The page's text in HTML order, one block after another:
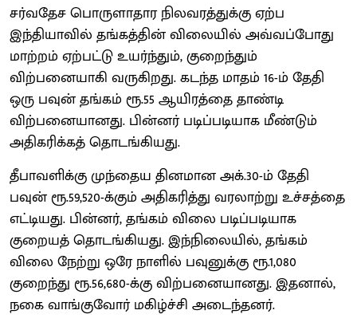
சர்வதேச பொருளாதார நிலவரத்துக்கு ஏற்ப
இந்தியாவில் தங்கத்தின் விலையில் அவ்வப்போது
மாற்றம் ஏற்பட்டு உயர்ந்தும், குறைந்தும்
விற்பனையாகி வருகிறது. கடந்த மாதம் 16-ம் தேதி
ஒரு பவுன் தங்கம் ரூ.55 ஆயிரத்தை தாண்டி
விற்பனையானது. பின்னர் படிப்படியாக மீண்டும்
அதிகரிக்கத் தொடங்கியது.
தீபாவளிக்கு முந்தைய தினமான அக்.30-ம் தேதி
பவுன் ரூ.59,520-க்கும் அதிகரித்து வரலாற்று உச்சத்தை
எட்டியது. பின்னர், தங்கம் விலை படிப்படியாக
குறையத் தொடங்கியது. இந்நிலையில், தங்கம்
விலை நேற்று ஒரே நாளில் பவுனுக்கு ரூ.1,080
குறைந்து ரூ.56,680-க்கு விற்பனையானது. இதனால்,
நகை வாங்குவோர் மகிழ்ச்சி அடைந்தனர்.